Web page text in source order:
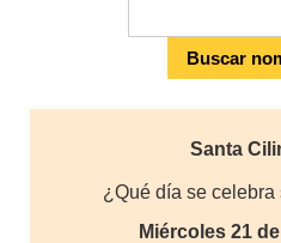
Santa
¿Qué día se
Miércoles 21